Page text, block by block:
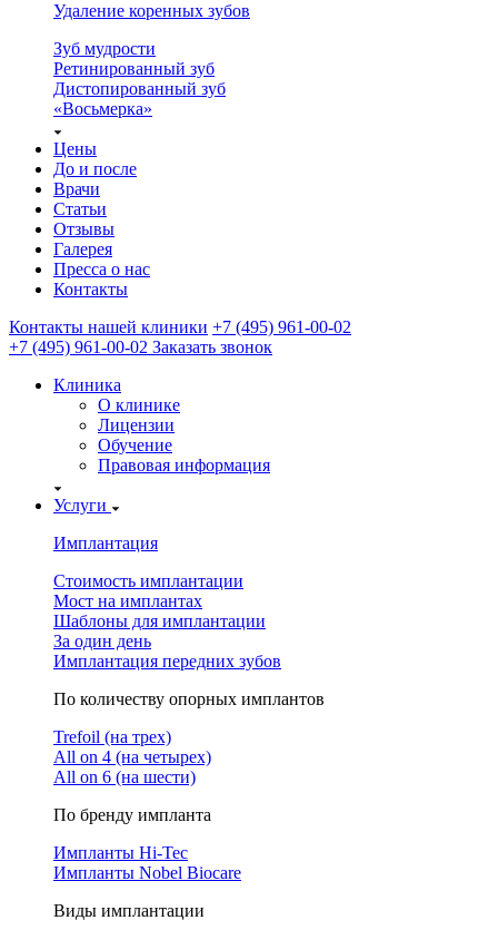
Удаление коренных зубов
Зуб мудрости
Ретинированный зуб
Дистопированный зуб
«Восьмерка»
Цены
До и после
Врачи
Статьи
Отзывы
Галерея
Пресса о нас
Контакты
Контакты нашей клиники +7 (495) 961-00-02
+7 (495) 961-00-02 Заказать звонок
Клиника
О клинике
Лицензии
Обучение
Правовая информация
Услуги
Имплантация
Стоимость имплантации
Мост на имплантах
Шаблоны для имплантации
За один день
Имплантация передних зубов
По количеству опорных имплантов
Trefoil (на трех)
All on 4 (на четырех)
All on 6 (на шести)
По бренду импланта
Импланты Hi-Tec
Импланты Nobel Biocare
Виды имплантации